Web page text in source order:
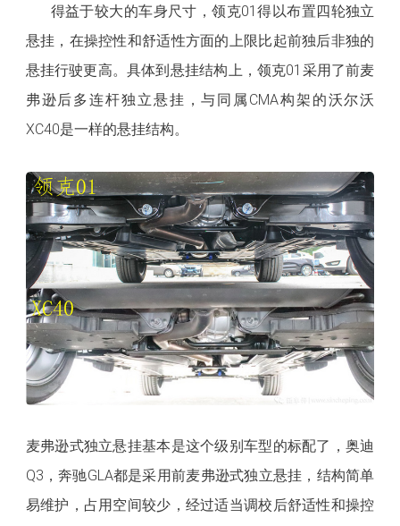
得益于较大的车身尺寸，领克01得以布置四轮独立
悬挂，在操控性和舒适性方面的上限比起前独后非独的
悬挂行驶更高。具体到悬挂结构上，领克01采用了前麦
弗逊后多连杆独立悬挂，与同属CMA构架的沃尔沃
XC40是一样的悬挂结构。
麦弗逊式独立悬挂基本是这个级别车型的标配了，奥迪
Q3，奔驰GLA都是采用前麦弗逊式独立悬挂，结构简单
易维护，占用空间较少，经过适当调校后舒适性和操控